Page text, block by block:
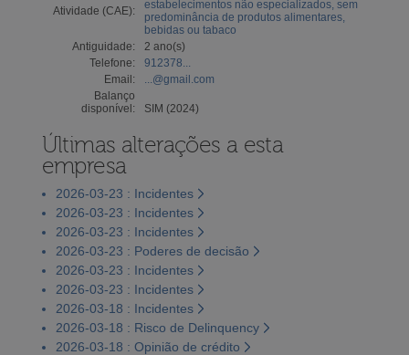
Atividade (CAE):
estabelecimentos não especializados, sem
predominância de produtos alimentares,
bebidas ou tabaco
Antiguidade:
2 ano(s)
Telefone:
912378...
Email:
...@gmail.com
Balanço
disponível:
SIM (2024)
Últimas alterações a esta
empresa
2026-03-23 : Incidentes
2026-03-23 : Incidentes
2026-03-23 : Incidentes
2026-03-23 : Poderes de decisão
2026-03-23 : Incidentes
2026-03-23 : Incidentes
2026-03-18 : Incidentes
2026-03-18 : Risco de Delinquency
2026-03-18 : Opinião de crédito